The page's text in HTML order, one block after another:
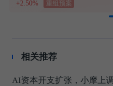
+2.50%
重组预案
相关推荐
AI资本开支扩张，小摩上